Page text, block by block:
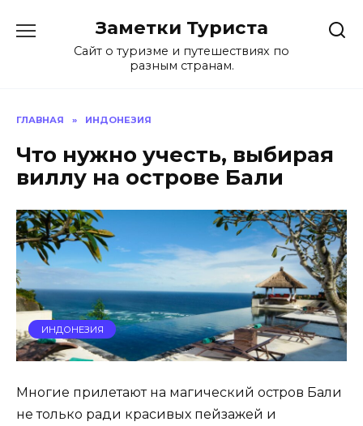
содержанию
Заметки Туриста
Сайт о туризме и путешествиях по
разным странам.
ГЛАВНАЯ » ИНДОНЕЗИЯ
Что нужно учесть, выбирая
виллу на острове Бали
ИНДОНЕЗИЯ
Многие прилетают на магический остров Бали
не только ради красивых пейзажей и